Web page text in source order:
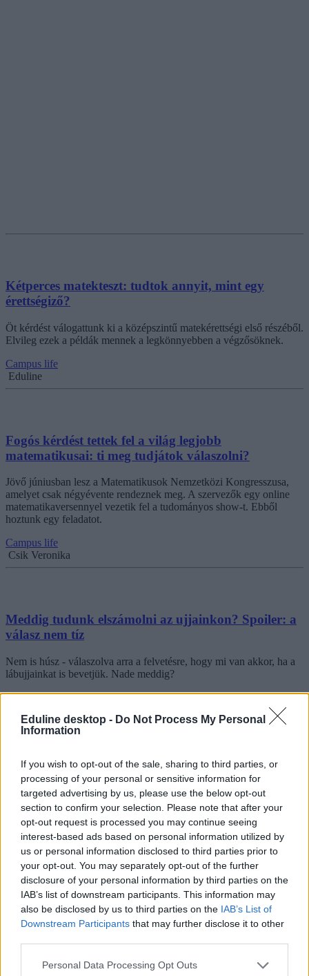
Eduline desktop - Do Not Process My Personal
Information
If you wish to opt-out of the sale, sharing to third parties, or
processing of your personal or sensitive information for
targeted advertising by us, please use the below opt-out
section to confirm your selection. Please note that after your
opt-out request is processed you may continue seeing
interest-based ads based on personal information utilized by
us or personal information disclosed to third parties prior to
your opt-out. You may separately opt-out of the further
disclosure of your personal information by third parties on the
IAB’s list of downstream participants. This information may
also be disclosed by us to third parties on the IAB’s List of
Downstream Participants that may further disclose it to other
Personal Data Processing Opt Outs
Kétperces matekteszt: tudtok annyit, mint egy
érettségiző?
Öt kérdést válogattunk ki a középszintű matekérettségi első részéből.
Elvileg ezek a példák mennek a legkönnyebben a végzősöknek.
Campus life
Eduline
Fogós kérdést tettek fel a világ legjobb
matematikusai: ti meg tudjátok válaszolni?
Jövő júniusban lesz a Matematikusok Nemzetközi Kongresszusa,
amelyet csak négyévente rendeznek meg. A szervezők egy online
matematikaversennyel vezetik fel a tudományos show-t. Ebből
hoztunk egy feladatot.
Campus life
Csik Veronika
Meddig tudunk elszámolni az ujjainkon? Spoiler: a
válasz nem tíz
Nem is húsz - válaszolva arra a felvetésre, hogy mi van akkor, ha a
lábujjainkat is bevetjük. Nade meddig?
Campus life
Matekteszt estére: ti minden pontot megszereztek?
Nem kell matekzseninek lenni ahhoz, hogy ezt az egyszerű
csuklógyakorlatot maxpontosra hozzátok, de vajon a nap végén is
hibátlan lesz?
Campus life
Újra sok matekházitok van? Itt egy ingyenes
alkalmazás, ami segít megoldani őket
Hiába van a tanév eleje, megsokasodtak a házi feladatok? Mutatunk